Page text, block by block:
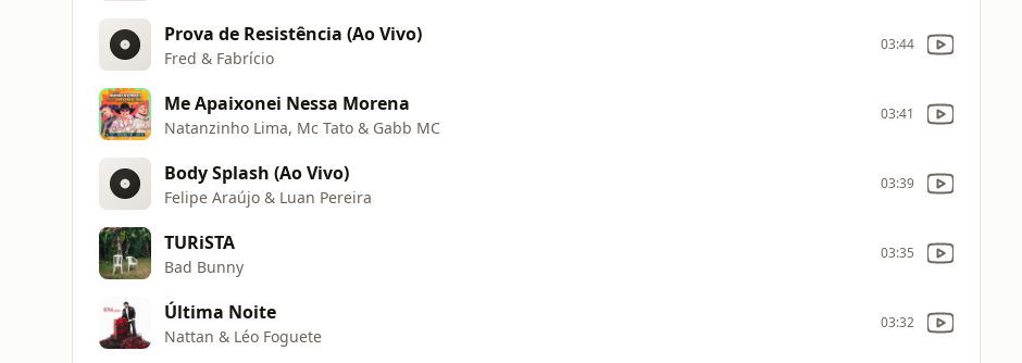
Prova de Resistência (Ao Vivo)
Fred & Fabrício
03:44
Me Apaixonei Nessa Morena
Natanzinho Lima, Mc Tato & Gabb MC
03:41
Body Splash (Ao Vivo)
Felipe Araújo & Luan Pereira
03:39
TURiSTA
Bad Bunny
03:35
Última Noite
Nattan & Léo Foguete
03:32